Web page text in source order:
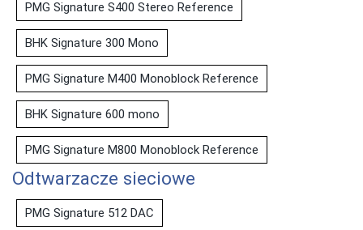
PMG Signature S400 Stereo Reference
BHK Signature 300 Mono
PMG Signature M400 Monoblock Reference
BHK Signature 600 mono
PMG Signature M800 Monoblock Reference
Odtwarzacze sieciowe
PMG Signature 512 DAC